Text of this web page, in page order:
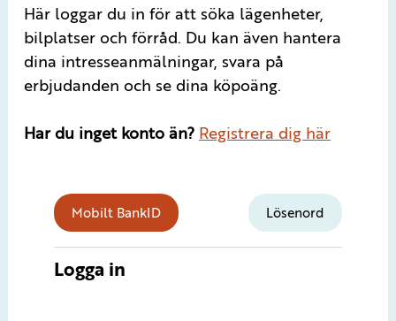
Här loggar du in för att söka lägenheter,
bilplatser och förråd. Du kan även hantera
dina intresseanmälningar, svara på
erbjudanden och se dina köpoäng.
Har du inget konto än? Registrera dig här
Mobilt BankID Lösenord
Logga in